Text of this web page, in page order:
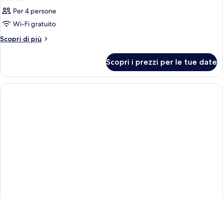
Per 4 persone
Wi-Fi gratuito
Scopri di più
Altri
Scopri i prezzi per le tue date